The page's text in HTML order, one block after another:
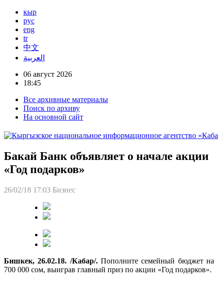
кыр
рус
eng
tr
中文
العربية
06 август 2026
18:45
Все архивные материалы
Поиск по архиву
На основной сайт
Бакай Банк объявляет о начале акции
«Год подарков»
26/02/18 17:03 Бизнес
Бишкек, 26.02.18. /Кабар/. Пополните семейный бюджет на
700 000 сом, выиграв главный приз по акции «Год подарков».